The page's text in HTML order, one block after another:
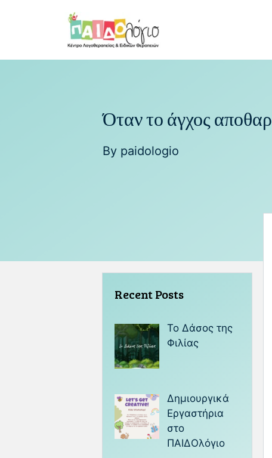
Όταν το άγχος
By paidologio
Recent Posts
Το Δάσος της
Φιλίας
Δημιουργικά
Εργαστήρια
στο
ΠΑΙΔΟλόγιο